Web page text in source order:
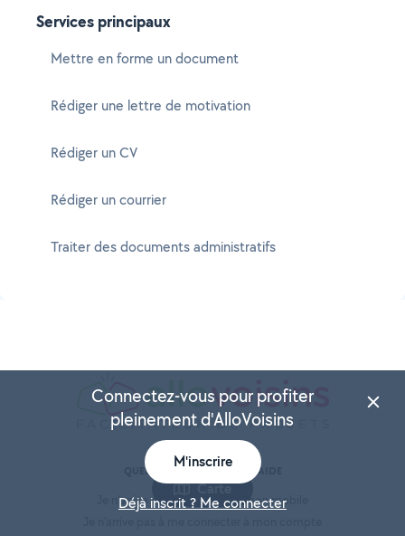
Services principaux
Mettre en forme un document
Rédiger une lettre de motivation
Rédiger un CV
Rédiger un courrier
Traiter des documents administratifs
Carte
QUESTIONS FRÉQUENTES / AIDE
Je n'arrive pas à faire vérifier mon mobile
Connectez-vous pour profiter
pleinement d'AlloVoisins
M'inscrire
Déjà inscrit ? Me connecter